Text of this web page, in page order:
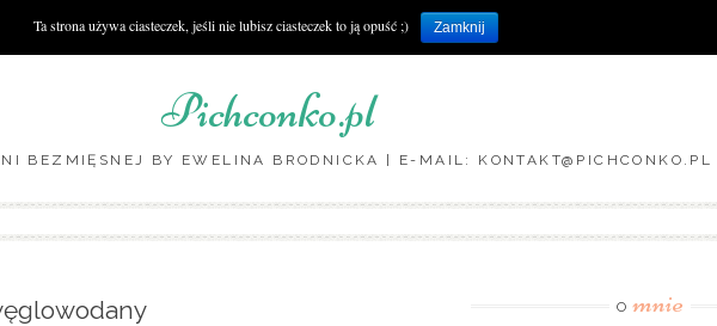
Pichconko.pl
BEZMIĘSNEJ BY EWELINA BRODNICKA | E-MAIL: KONTAKT@PICHCONKO.PL
O mnie
Ta strona używa ciasteczek, jeśli nie lubisz ciasteczek to ją opuść ;) Zamknij